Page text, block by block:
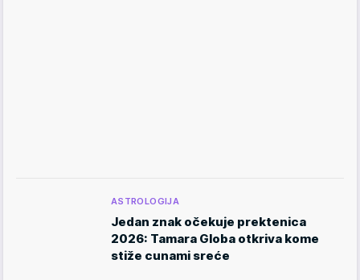
ASTROLOGIJA
Jedan znak očekuje prektenica
2026: Tamara Globa otkriva kome
stiže cunami sreće